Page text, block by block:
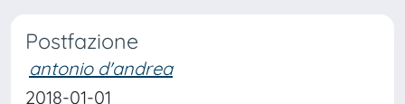
Postfazione
antonio d'andrea
2018-01-01